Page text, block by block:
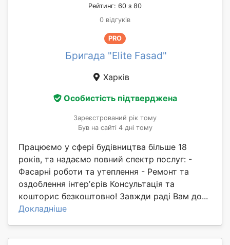
Рейтинг: 60 з 80
0 відгуків
PRO
Бригада "Elite Fasad"
Харків
Особистість підтверджена
Зареєстрований рік тому
Був на сайті 4 дні тому
Працюємо у сфері будівництва більше 18
років, та надаємо повний спектр послуг: -
Фасарні роботи та утеплення - Ремонт та
оздоблення інтерʼєрів Консультація та
кошторис безкоштовно! Завжди раді Вам до...
Докладніше